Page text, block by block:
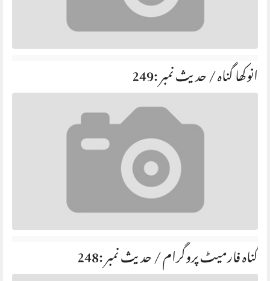
انوکھا گناہ / حديث نمبر :249
گناہ فارمیٹ پروگرام / حديث نمبر :248